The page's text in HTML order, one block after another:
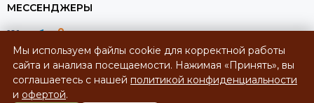
МЕССЕНДЖЕРЫ
Мы используем файлы cookie для корректной работы
сайта и анализа посещаемости. Нажимая «Принять», вы
соглашаетесь с нашей политикой конфиденциальности
и офертой.